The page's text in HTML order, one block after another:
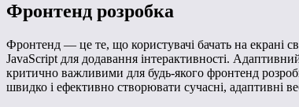
Фронтенд розробка
Фронтенд — це те, що користувачі бачать на екрані
JavaScript для додавання інтерактивності.
критично важливими для будь-якого фронтенд
швидко і ефективно створювати сучасні, адаптивні